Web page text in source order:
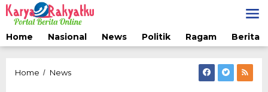
Lewati
ke
konten
Home
Nasional News Politik Ragam Berita
Home / NewsPesan